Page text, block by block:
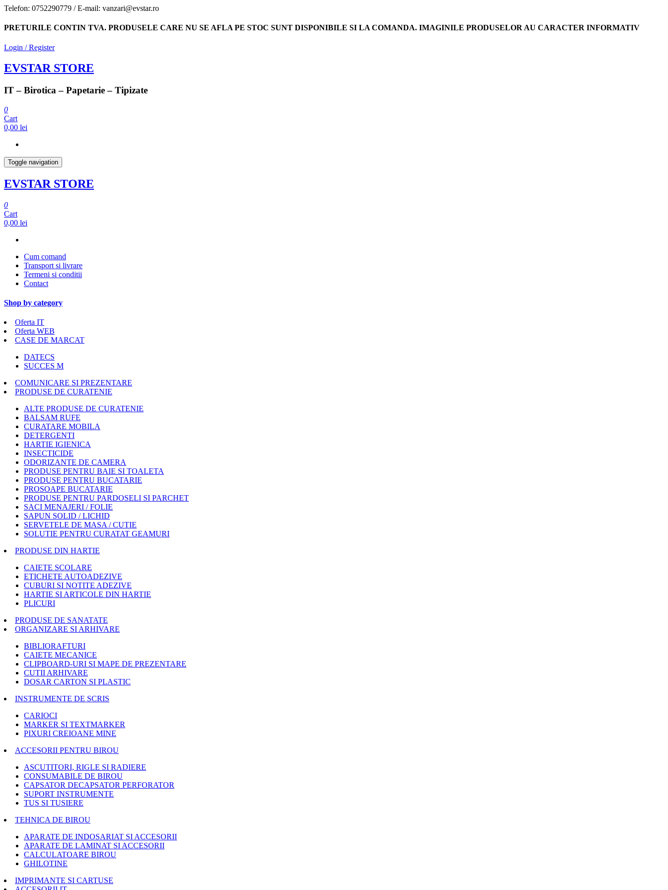
Skip
the
Telefon: 0752290779 / E-mail: vanzari@evstar.ro
PRETURILE CONTIN TVA. PRODUSELE CARE NU SE AFLA PE STOC SUNT DISPONIBILE SI LA COMANDA. IMAGINILE PRODUSELOR AU CARACTER INFORMATIV
Login / Register
EVSTAR STORE
IT – Birotica – Papetarie – Tipizate
0
Cart
0,00 lei
Toggle navigation
EVSTAR STORE
0
Cart
0,00 lei
Cum comand
Transport si livrare
Termeni si conditii
Contact
Shop by category
Oferta IT
Oferta WEB
CASE DE MARCAT
DATECS
SUCCES M
COMUNICARE SI PREZENTARE
PRODUSE DE CURATENIE
ALTE PRODUSE DE CURATENIE
BALSAM RUFE
CURATARE MOBILA
DETERGENTI
HARTIE IGIENICA
INSECTICIDE
ODORIZANTE DE CAMERA
PRODUSE PENTRU BAIE SI TOALETA
PRODUSE PENTRU BUCATARIE
PROSOAPE BUCATARIE
PRODUSE PENTRU PARDOSELI SI PARCHET
SACI MENAJERI / FOLIE
SAPUN SOLID / LICHID
SERVETELE DE MASA / CUTIE
SOLUTIE PENTRU CURATAT GEAMURI
PRODUSE DIN HARTIE
CAIETE SCOLARE
ETICHETE AUTOADEZIVE
CUBURI SI NOTITE ADEZIVE
HARTIE SI ARTICOLE DIN HARTIE
PLICURI
PRODUSE DE SANATATE
ORGANIZARE SI ARHIVARE
BIBLIORAFTURI
CAIETE MECANICE
CLIPBOARD-URI SI MAPE DE PREZENTARE
CUTII ARHIVARE
DOSAR CARTON SI PLASTIC
INSTRUMENTE DE SCRIS
CARIOCI
MARKER SI TEXTMARKER
PIXURI CREIOANE MINE
ACCESORII PENTRU BIROU
ASCUTITORI, RIGLE SI RADIERE
CONSUMABILE DE BIROU
CAPSATOR DECAPSATOR PERFORATOR
SUPORT INSTRUMENTE
TUS SI TUSIERE
TEHNICA DE BIROU
APARATE DE INDOSARIAT SI ACCESORII
APARATE DE LAMINAT SI ACCESORII
CALCULATOARE BIROU
GHILOTINE
IMPRIMANTE SI CARTUSE